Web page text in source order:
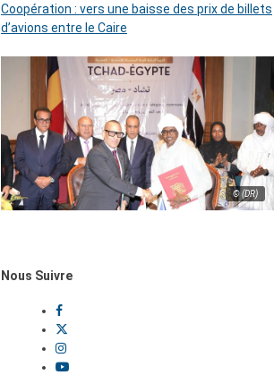
Coopération : vers une baisse des prix de billets
d’avions entre le Caire
© (DR)
Nous Suivre